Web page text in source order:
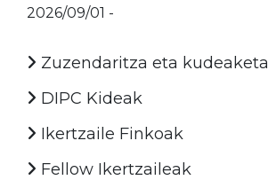
2026/09/01 -
Zuzendaritza eta kudeaketa
DIPC Kideak
Ikertzaile Finkoak
Fellow Ikertzaileak